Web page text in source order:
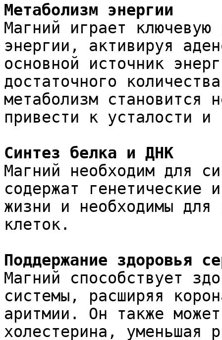
Метаболизм энергии
Магний играет
энергии, активируя
основной источник
достаточного
метаболизм становится
привести к усталости и
Синтез белка и ДНК
Магний необходим для
содержат генетические
жизни и необходимы для
клеток.
Поддержание здоровья
Магний способствует
системы, расширяя
аритмии. Он также
холестерина, уменьшая